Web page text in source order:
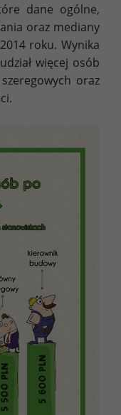
dane ogólne,
oraz mediany
roku. Wynika
więcej osób
oraz